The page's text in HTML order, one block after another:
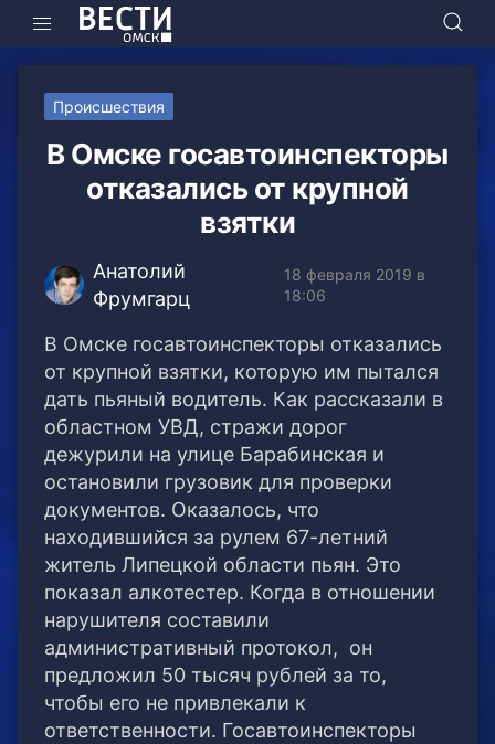
Происшествия
В Омске госавтоинспекторы
отказались от крупной
взятки
Анатолий
Фрумгарц
18 февраля 2019 в
18:06
В Омске госавтоинспекторы отказались
от крупной взятки, которую им пытался
дать пьяный водитель. Как рассказали в
областном УВД, стражи дорог
дежурили на улице Барабинская и
остановили грузовик для проверки
документов. Оказалось, что
находившийся за рулем 67-летний
житель Липецкой области пьян. Это
показал алкотестер. Когда в отношении
нарушителя составили
административный протокол, он
предложил 50 тысяч рублей за то,
чтобы его не привлекали к
ответственности. Госавтоинспекторы